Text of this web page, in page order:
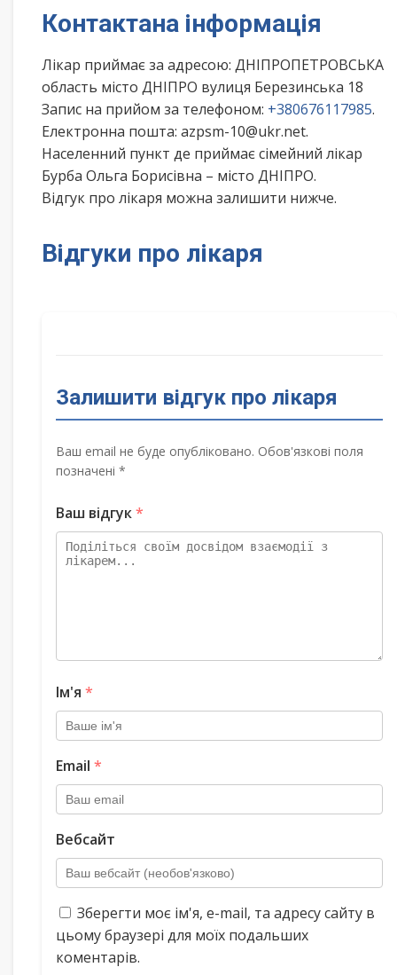
Контактана інформація
Лікар приймає за адресою: ДНІПРОПЕТРОВСЬКА
область місто ДНІПРО вулиця Березинська 18
Запис на прийом за телефоном: +380676117985.
Електронна пошта: azpsm-10@ukr.net.
Населенний пункт де приймає сімейний лікар
Бурба Ольга Борисівна – місто ДНІПРО.
Відгук про лікаря можна залишити нижче.
Відгуки про лікаря
Залишити відгук про лікаря
Ваш email не буде опубліковано. Обов'язкові поля
позначені *
Ваш відгук*
Ім'я *
Email *
Вебсайт
Зберегти моє ім'я, e-mail, та адресу сайту в
цьому браузері для моїх подальших
коментарів.